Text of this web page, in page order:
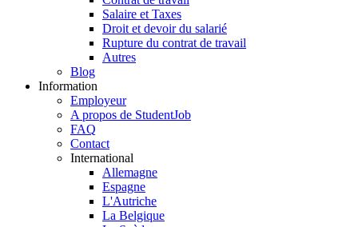
Salaire et Taxes
Droit et devoir du salarié
Rupture du contrat de travail
Autres
Blog
Information
Employeur
A propos de StudentJob
FAQ
Contact
International
Allemagne
Espagne
L'Autriche
La Belgique